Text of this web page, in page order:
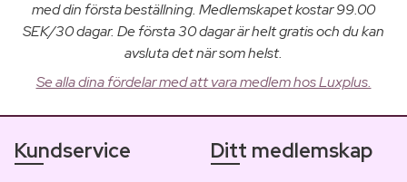
med din första beställning. Medlemskapet kostar 99.00
SEK/30 dagar. De första 30 dagar är helt gratis och du kan
avsluta det när som helst.
Se alla dina fördelar med att vara medlem hos Luxplus.
Kundservice Ditt medlemskap